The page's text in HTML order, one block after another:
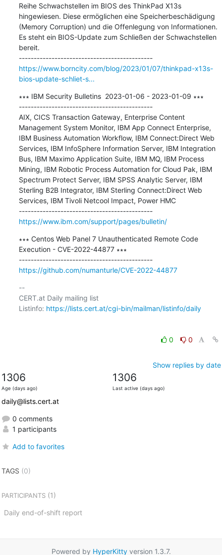
Reihe Schwachstellen im BIOS des ThinkPad X13s
hingewiesen. Diese ermöglichen eine Speicherbeschädigung
(Memory Corruption) und die Offenlegung von Informationen.
Es steht ein BIOS-Update zum Schließen der Schwachstellen
bereit.
---------------------------------------------
https://www.borncity.com/blog/2023/01/07/thinkpad-x13s-
bios-update-schliet-s...
∗∗∗ IBM Security Bulletins  2023-01-06 - 2023-01-09 ∗∗∗
---------------------------------------------
AIX, CICS Transaction Gateway, Enterprise Content
Management System Monitor, IBM App Connect Enterprise,
IBM Business Automation Workflow, IBM Connect:Direct Web
Services, IBM InfoSphere Information Server, IBM Integration
Bus, IBM Maximo Application Suite, IBM MQ, IBM Process
Mining, IBM Robotic Process Automation for Cloud Pak, IBM
Spectrum Protect Server, IBM SPSS Analytic Server, IBM
Sterling B2B Integrator, IBM Sterling Connect:Direct Web
Services, IBM Tivoli Netcool Impact, Power HMC
---------------------------------------------
https://www.ibm.com/support/pages/bulletin/
∗∗∗ Centos Web Panel 7 Unauthenticated Remote Code
Execution - CVE-2022-44877 ∗∗∗
---------------------------------------------
https://github.com/numanturle/CVE-2022-44877
--
CERT.at Daily mailing list
Listinfo: https://lists.cert.at/cgi-bin/mailman/listinfo/daily
0 0
Show replies by date
1306
Age (days ago)
1306
Last active (days ago)
daily@lists.cert.at
0 comments
1 participants
Add to favorites
TAGS (0)
PARTICIPANTS(1)
Daily end-of-shift report
Powered by HyperKittyversion 1.3.7.